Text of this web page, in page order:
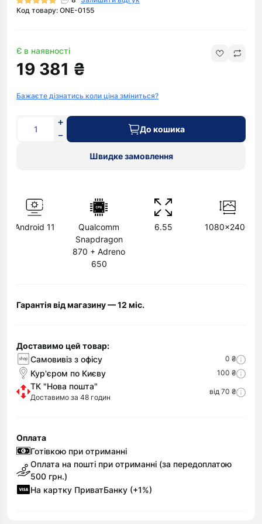
Код товару: ONE-0155
Є в наявності
19 381 ₴
Бажаєте дізнатись коли ціна зміниться?
До кошика
Швидке замовлення
Android 11
Qualcomm
Snapdragon
870 + Adreno
650
6.55 1080x2400
Гарантія від магазину — 12 міс.
Доставимо цей товар:
Самовивіз з офісу
0 ₴
Кур'єром по Києву 100 ₴
ТК "Нова пошта"
Доставимо за 48 годин
від 70 ₴
Оплата
Готівкою при отриманні
Оплата на пошті при отриманні (за передоплатою
500 грн.)
На картку ПриватБанку (+1%)